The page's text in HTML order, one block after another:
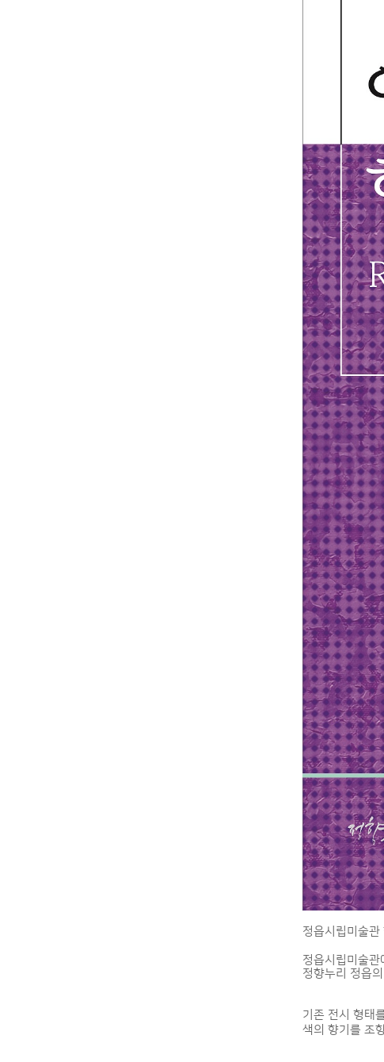
정읍시립미술관
정읍시립미술관
정향누리 정읍
기존 전시 형태
색의 향기를 조